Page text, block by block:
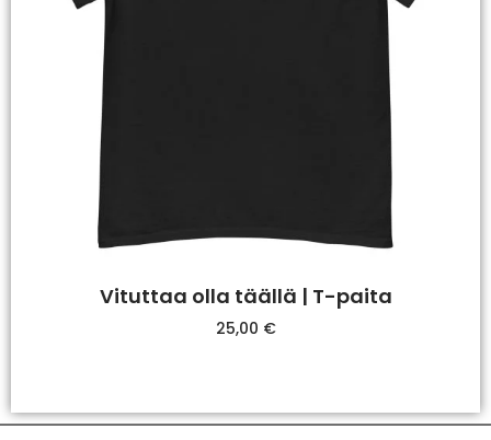
Vituttaa olla täällä | T-paita
25,00 €